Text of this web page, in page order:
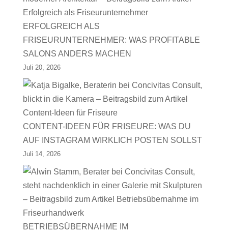
ERFOLGREICH ALS
FRISEURUNTERNEHMER: WAS PROFITABLE
SALONS ANDERS MACHEN
Juli 20, 2026
CONTENT-IDEEN FÜR FRISEURE: WAS DU
AUF INSTAGRAM WIRKLICH POSTEN SOLLST
Juli 14, 2026
BETRIEBSÜBERNAHME IM